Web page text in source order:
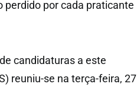
perdido por cada praticante
candidaturas a este
reuniu-se na terça-feira, 27